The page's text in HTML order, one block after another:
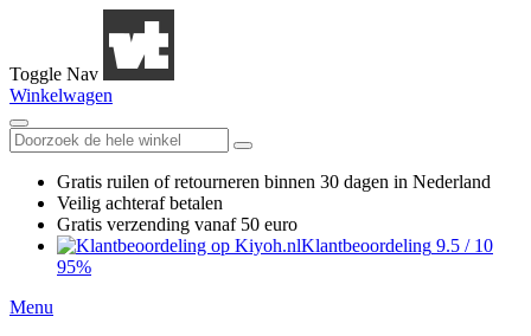
Toggle Nav
Winkelwagen
Gratis ruilen of retourneren binnen 30 dagen in Nederland
Veilig achteraf betalen
Gratis verzending vanaf 50 euro
Klantbeoordeling 9.5 / 10
95%
Menu